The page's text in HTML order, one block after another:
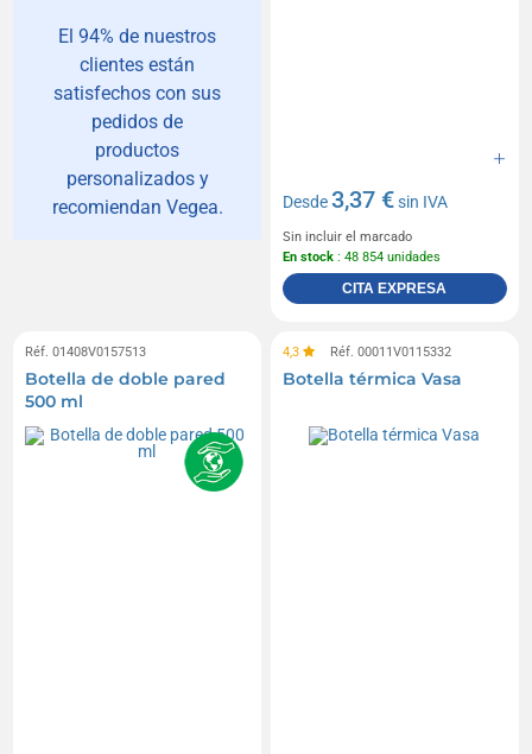
El 94% de nuestros
clientes están
satisfechos con sus
pedidos de
productos
personalizados y
recomiendan Vegea.
Desde3,37 €sin IVA
Sin incluir el marcado
En stock : 48 854 unidades
CITA EXPRESA
Réf. 01408V0157513
Botella de doble pared
500 ml
4,3 Réf. 00011V0115332
Botella térmica Vasa